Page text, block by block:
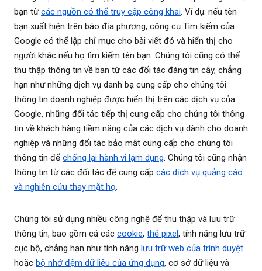
bạn từcác nguồn có thể truy cập công khai. Ví dụ: nếu tên
bạn xuất hiện trên báo địa phương, công cụ Tìm kiếm của
Google có thể lập chỉ mục cho bài viết đó và hiển thị cho
người khác nếu họ tìm kiếm tên bạn. Chúng tôi cũng có thể
thu thập thông tin về bạn từ các đối tác đáng tin cậy, chẳng
hạn như những dịch vụ danh bạ cung cấp cho chúng tôi
thông tin doanh nghiệp được hiển thị trên các dịch vụ của
Google, những đối tác tiếp thị cung cấp cho chúng tôi thông
tin về khách hàng tiềm năng của các dịch vụ dành cho doanh
nghiệp và những đối tác bảo mật cung cấp cho chúng tôi
thông tin để chống lại hành vi lạm dụng. Chúng tôi cũng nhận
thông tin từ các đối tác để cung cấp các dịch vụ quảng cáo
và nghiên cứu thay mặt họ.
Chúng tôi sử dụng nhiều công nghệ để thu thập và lưu trữ
thông tin, bao gồm cả các cookie, thẻ pixel, tính năng lưu trữ
cục bộ, chẳng hạn như tính năng lưu trữ web của trình duyệt
hoặc bộ nhớ đệm dữ liệu của ứng dụng, cơ sở dữ liệu và